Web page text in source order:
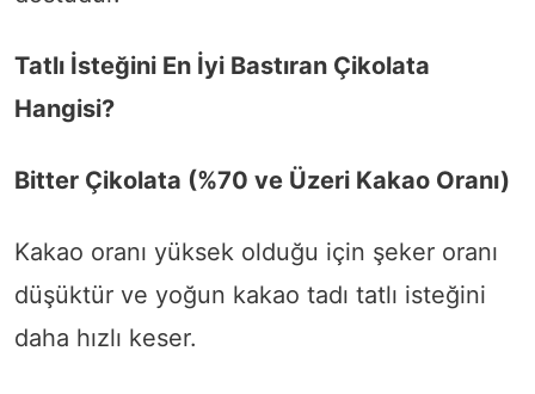
Tatlı İsteğini En İyi Bastıran Çikolata
Hangisi?
Bitter Çikolata (%70 ve Üzeri Kakao Oranı)
Kakao oranı yüksek olduğu için şeker oranı
düşüktür ve yoğun kakao tadı tatlı isteğini
daha hızlı keser.